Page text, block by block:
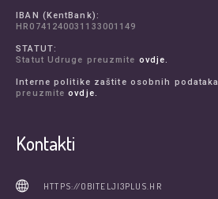
IBAN (KentBank):
HR0741240031133001149
STATUT:
Statut Udruge preuzmite ovdje.
Interne politike zaštite osobnih podataka
preuzmiteovdje.
Kontakti
HTTPS://OBITELJI3PLUS.HR